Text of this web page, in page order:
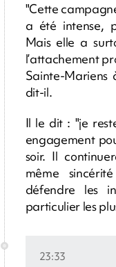
"Cette
a été intense,
Mais elle a
l’attachement
Sainte-Mariens
dit-il.
Il le dit : "je
engagement
soir. Il
même
défendre les
particulier les
23:33